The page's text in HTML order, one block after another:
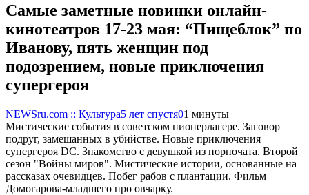
Самые заметные новинки онлайн-
кинотеатров 17-23 мая: “Пищеблок” по
Иванову, пять женщин под
подозрением, новые приключения
супергероя
NEWSru.com :: Культура5 лет спустя01 минуты
Мистические события в советском пионерлагере. Заговор
подруг, замешанных в убийстве. Новые приключения
супергероя DC. Знакомство с девушкой из порночата. Второй
сезон "Войны миров". Мистические истории, основанные на
рассказах очевидцев. Побег рабов с плантации. Фильм
Домогарова-младшего про овчарку.